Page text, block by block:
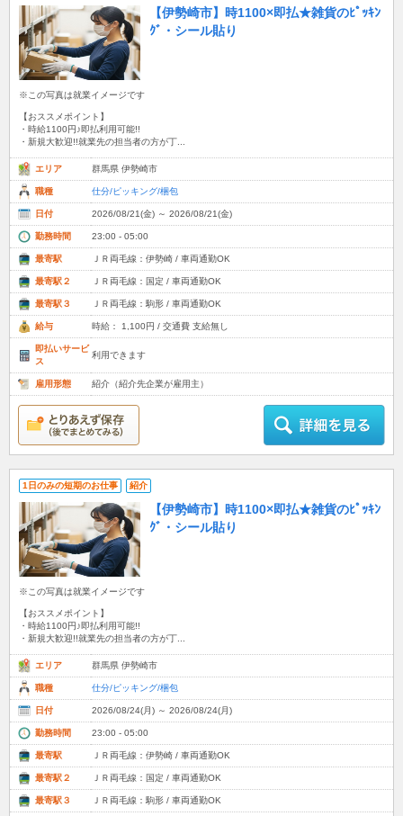
【伊勢崎市】時1100×即払★雑貨のﾋﾟｯｷﾝ
ｸﾞ・シール貼り
※この写真は就業イメージです
【おススメポイント】
・時給1100円♪即払利用可能!!
・新規大歓迎!!就業先の担当者の方が丁...
エリア 群馬県 伊勢崎市
職種 仕分/ピッキング/梱包
日付 2026/08/21(金) ～ 2026/08/21(金)
勤務時間 23:00 - 05:00
最寄駅 ＪＲ両毛線：伊勢崎 / 車両通勤OK
最寄駅２ ＪＲ両毛線：国定 / 車両通勤OK
最寄駅３ ＪＲ両毛線：駒形 / 車両通勤OK
給与 時給： 1,100円 / 交通費 支給無し
即払いサービ
ス
利用できます
雇用形態 紹介（紹介先企業が雇用主）
1日のみの短期のお仕事 紹介
【伊勢崎市】時1100×即払★雑貨のﾋﾟｯｷﾝ
ｸﾞ・シール貼り
※この写真は就業イメージです
【おススメポイント】
・時給1100円♪即払利用可能!!
・新規大歓迎!!就業先の担当者の方が丁...
エリア 群馬県 伊勢崎市
職種 仕分/ピッキング/梱包
日付 2026/08/24(月) ～ 2026/08/24(月)
勤務時間 23:00 - 05:00
最寄駅 ＪＲ両毛線：伊勢崎 / 車両通勤OK
最寄駅２ ＪＲ両毛線：国定 / 車両通勤OK
最寄駅３ ＪＲ両毛線：駒形 / 車両通勤OK